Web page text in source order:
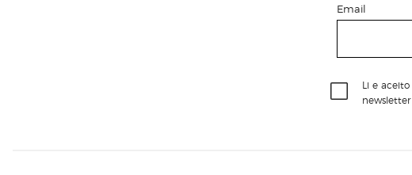
Email
Li e aceito
newsletter